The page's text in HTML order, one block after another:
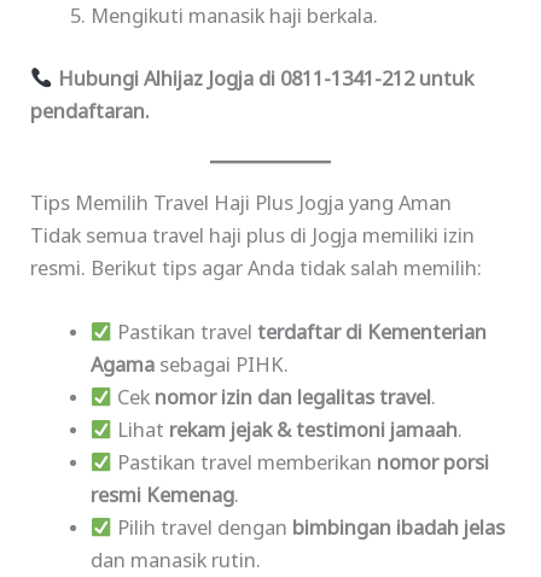
Mengikuti manasik haji berkala.
Hubungi Alhijaz Jogja di 0811-1341-212 untuk
pendaftaran.
Tips Memilih Travel Haji Plus Jogja yang Aman
Tidak semua travel haji plus di Jogja memiliki izin
resmi. Berikut tips agar Anda tidak salah memilih:
Pastikan travelterdaftar di Kementerian
Agamasebagai PIHK.
Cek nomor izin dan legalitas travel.
Lihat rekam jejak & testimoni jamaah.
Pastikan travel memberikan nomor porsi
resmi Kemenag.
Pilih travel dengan bimbingan ibadah jelas
dan manasik rutin.